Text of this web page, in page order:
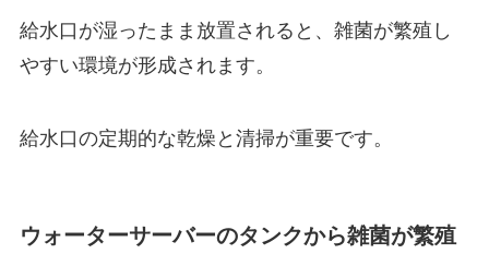
給水口が湿ったまま放置されると、雑菌が繁殖し
やすい環境が形成されます。
給水口の定期的な乾燥と清掃が重要です。
ウォーターサーバーのタンクから雑菌が繁殖